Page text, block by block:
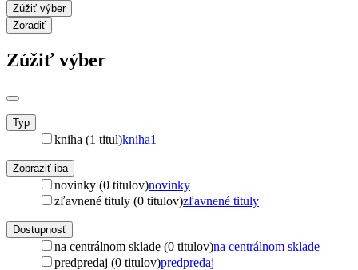
Zúžiť výber
Zoradiť
Zúžiť výber
Typ
kniha (1 titul)kniha1
Zobraziť iba
novinky (0 titulov)novinky
zľavnené tituly (0 titulov)zľavnené tituly
Dostupnosť
na centrálnom sklade (0 titulov)na centrálnom sklade
predpredaj (0 titulov)predpredaj